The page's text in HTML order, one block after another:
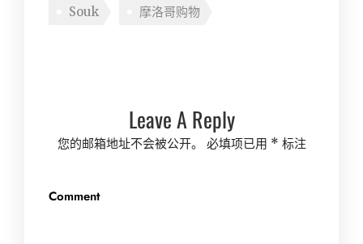
Souk 摩洛哥购物
Leave A Reply
您的邮箱地址不会被公开。 必填项已用 * 标注
Comment